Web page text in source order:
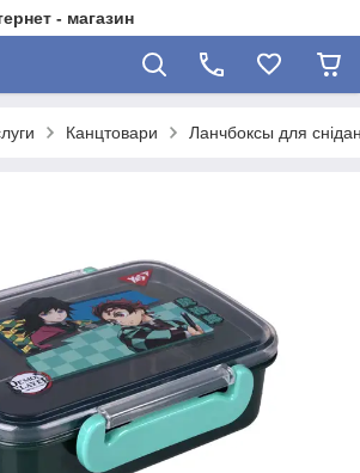
- магазин
Канцтовари Ланчбоксы для